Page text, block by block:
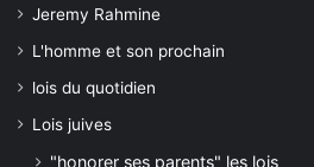
Jeremy Rahmine
L'homme et son prochain
lois du quotidien
Lois juives
"honorer ses parents" les lois